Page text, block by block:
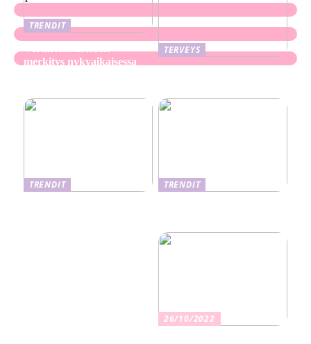
TRENDIT
merkitys nykyaikaisessa
TERVEYS
TRENDIT
TRENDIT
26/10/2022